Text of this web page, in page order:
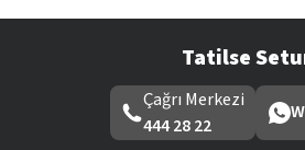
Tatilse
Çağrı Merkezi
444 28 22